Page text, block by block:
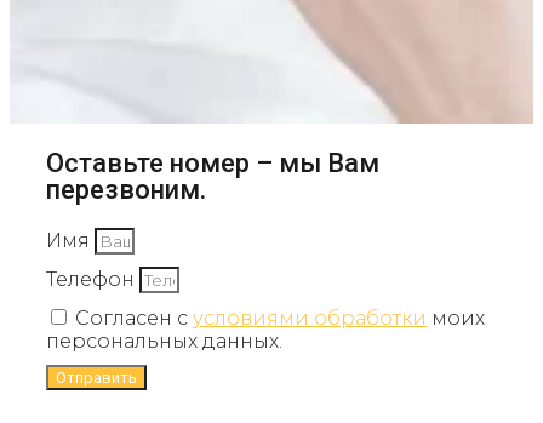
Оставьте номер – мы Вам
перезвоним.
Имя
Телефон
Согласен с условиями обработки моих
персональных данных.
Отправить